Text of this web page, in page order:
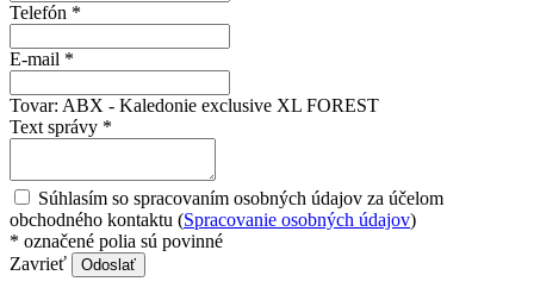
Telefón *
E-mail *
Tovar: ABX - Kaledonie exclusive XL FOREST
Text správy *
Súhlasím so spracovaním osobných údajov za účelom
obchodného kontaktu (Spracovanie osobných údajov)
* označené polia sú povinné
Zavrieť
Odoslať